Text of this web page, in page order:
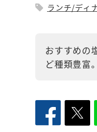
ランチ/ディ
おすすめの
ど種類豊富